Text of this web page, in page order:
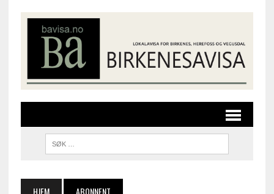
HJEM ABONNENT